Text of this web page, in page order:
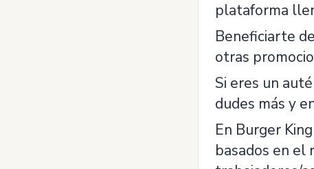
plataforma
Beneficiarte
otras
Si eres un
dudes más y
En Burger
basados en el